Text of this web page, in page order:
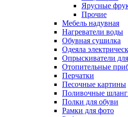
Ярусные
Прочие
Мебель надувная
Нагреватели воды
Обувная сушилка
Одеяла
Опрыскиватели
Отопительные
Перчатки
Песочные картины
Поливочные
Полки для обуви
Рамки для фото